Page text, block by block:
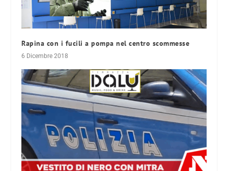
Rapina con i fucili a pompa nel centro scommesse
6 Dicembre 2018